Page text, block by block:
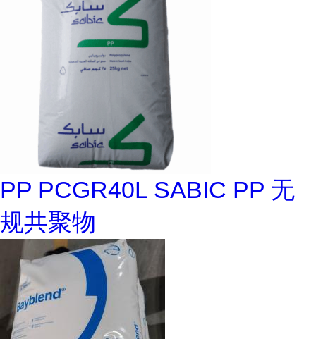
PP PCGR40L SABIC PP 无
规共聚物